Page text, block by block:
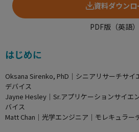
資料ダウンロ
PDF版（英語）
はじめに
Oksana Sirenko, PhD｜シニアリサーチサイ
デバイス
Jayne Hesley｜Sr.アプリケーションサイエ
バイス
Matt Chan｜光学エンジニア｜モレキュラー